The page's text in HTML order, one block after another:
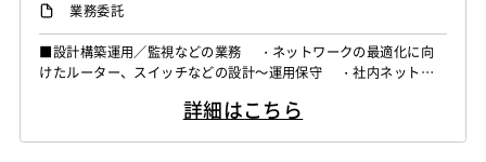
業務委託
■設計構築運用／監視などの業務 ・ネットワークの最適化に向
けたルーター、スイッチなどの設計～運用保守 ・社内ネットワ
詳細はこちら